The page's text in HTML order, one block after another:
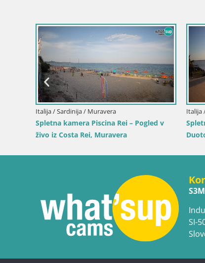
Italija / Sardinija / Muravera
Spletna kamera Piscina Rei – Pogled v
živo iz Costa Rei, Muravera
Italija
SI-